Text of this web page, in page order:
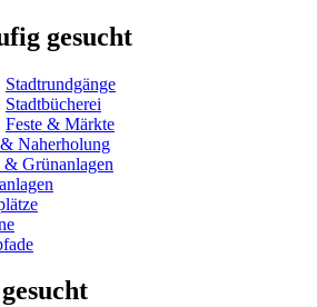
gesucht
Stadtrundgänge
Stadtbücherei
Feste & Märkte
& Naherholung
& Grünanlagen